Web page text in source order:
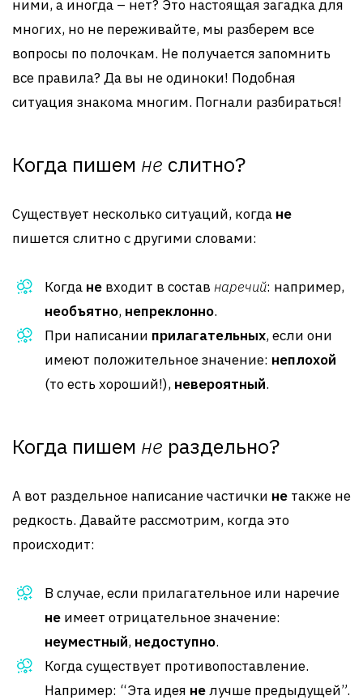
ними, а иногда – нет? Это настоящая загадка для
многих, но не переживайте, мы разберем все
вопросы по полочкам. Не получается запомнить
все правила? Да вы не одиноки! Подобная
ситуация знакома многим. Погнали разбираться!
Когда пишем не слитно?
Существует несколько ситуаций, когда не
пишется слитно с другими словами:
Когда не входит в составнаречий: например,
необъятно, непреклонно.
При написании прилагательных, если они
имеют положительное значение: неплохой
(то есть хороший!), невероятный.
Когда пишем не раздельно?
А вот раздельное написание частички не также не
редкость. Давайте рассмотрим, когда это
происходит:
В случае, если прилагательное или наречие
не имеет отрицательное значение:
неуместный, недоступно.
Когда существует противопоставление.
Например: “Эта идея нелучше предыдущей”.